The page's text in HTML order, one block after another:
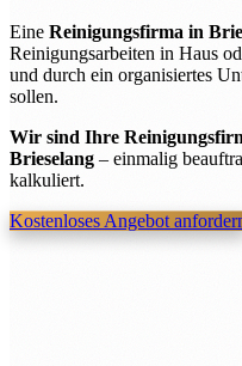
Eine Reinigungsfirma in
Reinigungsarbeiten in Haus
und durch ein organisiertes
sollen.
Wir sind Ihre
Brieselang– einmalig
kalkuliert.
Kostenloses Angebot